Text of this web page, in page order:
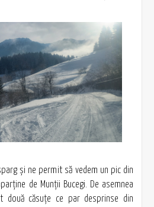
și ne permit să vedem un pic din
de Munții Bucegi. De asemnea
două căsuțe ce par desprinse din